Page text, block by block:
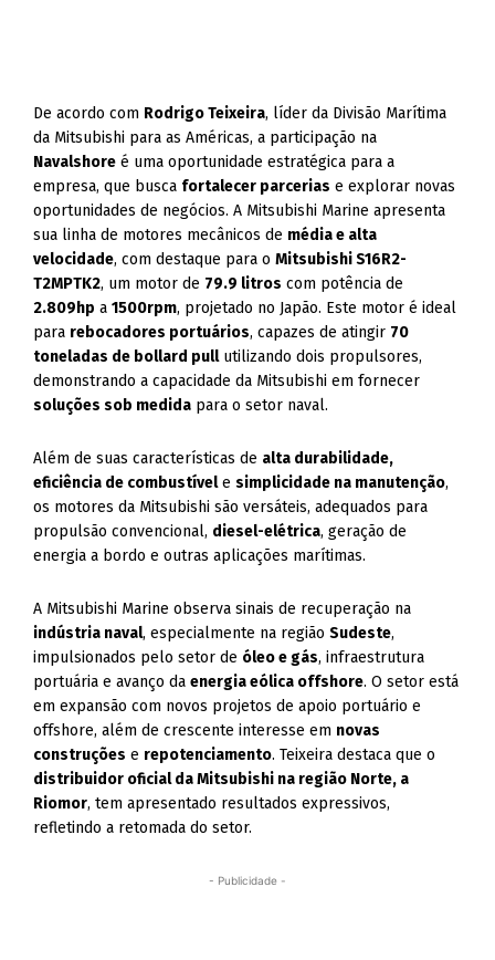
De acordo com Rodrigo Teixeira, líder da Divisão Marítima
da Mitsubishi para as Américas, a participação na
Navalshore é uma oportunidade estratégica para a
empresa, que busca fortalecer parcerias e explorar novas
oportunidades de negócios. A Mitsubishi Marine apresenta
sua linha de motores mecânicos de média e alta
velocidade, com destaque para oMitsubishi S16R2-
T2MPTK2, um motor de 79.9 litros com potência de
2.809hp a1500rpm, projetado no Japão. Este motor é ideal
para rebocadores portuários, capazes de atingir 70
toneladas de bollard pullutilizando dois propulsores,
demonstrando a capacidade da Mitsubishi em fornecer
soluções sob medida para o setor naval.
Além de suas características de alta durabilidade,
eficiência de combustívelesimplicidade na manutenção,
os motores da Mitsubishi são versáteis, adequados para
propulsão convencional, diesel-elétrica, geração de
energia a bordo e outras aplicações marítimas.
A Mitsubishi Marine observa sinais de recuperação na
indústria naval, especialmente na regiãoSudeste,
impulsionados pelo setor de óleo e gás, infraestrutura
portuária e avanço daenergia eólica offshore. O setor está
em expansão com novos projetos de apoio portuário e
offshore, além de crescente interesse em novas
construções e repotenciamento. Teixeira destaca que o
distribuidor oficial da Mitsubishi na região Norte, a
Riomor, tem apresentado resultados expressivos,
refletindo a retomada do setor.
- Publicidade -